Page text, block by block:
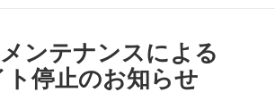
ンテナンスによる
停止のお知らせ